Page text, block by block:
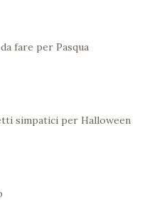
fare per Pasqua
simpatici per Halloween